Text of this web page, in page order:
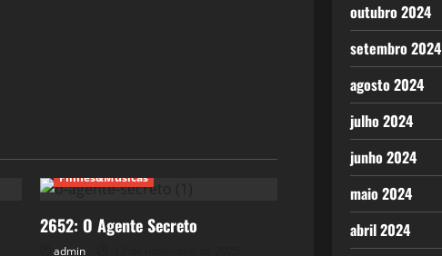
Filmes&Músicas
2652: O Agente Secreto
admin
outubro 2024
setembro 2024
agosto 2024
julho 2024
junho 2024
maio 2024
abril 2024